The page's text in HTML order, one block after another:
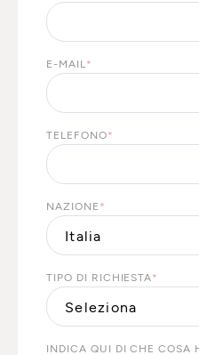
E-MAIL *
TELEFONO*
NAZIONE *
TIPO DI RICHIESTA*
INDICA QUI DI CHE COSA